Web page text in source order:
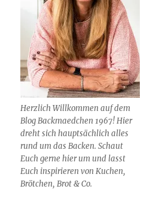
Herzlich Willkommen auf dem
Blog Backmaedchen 1967! Hier
dreht sich hauptsächlich alles
rund um das Backen. Schaut
Euch gerne hier um und lasst
Euch inspirieren von Kuchen,
Brötchen, Brot & Co.